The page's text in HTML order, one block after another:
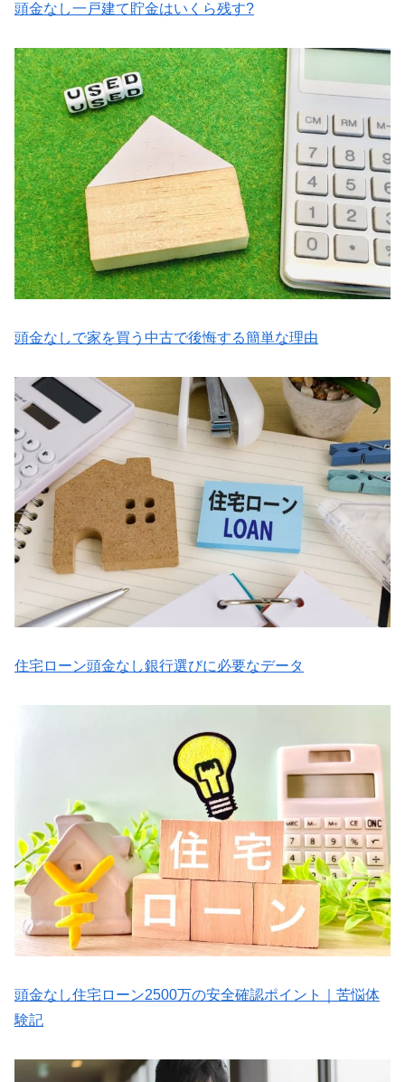
頭金なし一戸建て貯金はいくら残す?
頭金なしで家を買う中古で後悔する簡単な理由
住宅ローン頭金なし銀行選びに必要なデータ
頭金なし住宅ローン2500万の安全確認ポイント｜苦悩体
験記